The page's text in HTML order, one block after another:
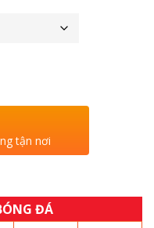
tận nơi
ĐÁ